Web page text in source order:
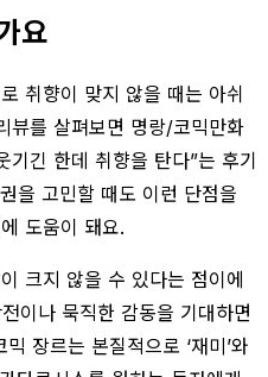
요
취향이 맞지 않을 때는 아쉬
뷰를 살펴보면 명랑/코믹만화
기긴 한데 취향을 탄다”는 후기
을 고민할 때도 이런 단점을
도움이 돼요.
크지 않을 수 있다는 점이에
이나 묵직한 감동을 기대하면
장르는 본질적으로 ‘재미’와